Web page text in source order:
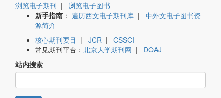
浏览电子期刊 | 浏览电子图书
新手指南 ： 遍历西文电子期刊库 | 中外文电子图书资
源简介
核心期刊要目 | JCR | CSSCI
常见期刊平台： 北京大学期刊网 | DOAJ
站内搜索